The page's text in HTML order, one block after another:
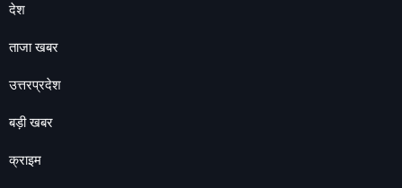
देश
ताजा खबर
उत्तरप्रदेश
बड़ी खबर
क्राइम